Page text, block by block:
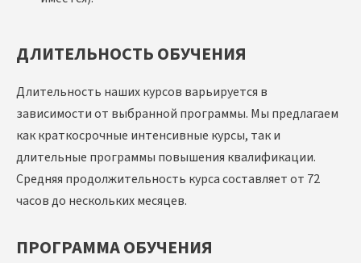
ДЛИТЕЛЬНОСТЬ ОБУЧЕНИЯ
Длительность наших курсов варьируется в
зависимости от выбранной программы. Мы предлагаем
как краткосрочные интенсивные курсы, так и
длительные программы повышения квалификации.
Средняя продолжительность курса составляет от 72
часов до нескольких месяцев.
ПРОГРАММА ОБУЧЕНИЯ